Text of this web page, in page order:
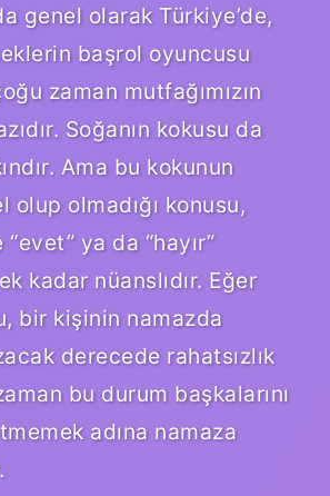
genel olarak Türkiye’de,
başrol oyuncusu
zaman mutfağımızın
Soğanın kokusu da
Ama bu kokunun
olup olmadığı konusu,
ya da “hayır”
kadar nüanslıdır. Eğer
bir kişinin namazda
derecede rahatsızlık
bu durum başkalarını
adına namaza